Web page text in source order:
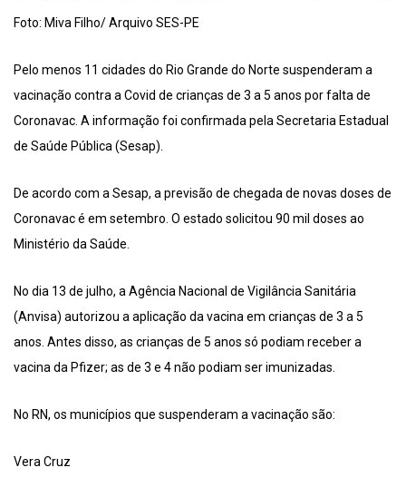
Foto: Miva Filho/ Arquivo SES-PE
Pelo menos 11 cidades do Rio Grande do Norte suspenderam a
vacinação contra a Covid de crianças de 3 a 5 anos por falta de
Coronavac. A informação foi confirmada pela Secretaria Estadual
de Saúde Pública (Sesap).
De acordo com a Sesap, a previsão de chegada de novas doses de
Coronavac é em setembro. O estado solicitou 90 mil doses ao
Ministério da Saúde.
No dia 13 de julho, a Agência Nacional de Vigilância Sanitária
(Anvisa) autorizou a aplicação da vacina em crianças de 3 a 5
anos. Antes disso, as crianças de 5 anos só podiam receber a
vacina da Pfizer; as de 3 e 4 não podiam ser imunizadas.
No RN, os municípios que suspenderam a vacinação são:
Vera Cruz